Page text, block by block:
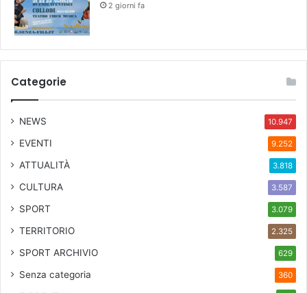
2 giorni fa
Categorie
NEWS 10.947
EVENTI 9.252
ATTUALITÀ 3.818
CULTURA 3.587
SPORT 3.079
TERRITORIO 2.325
SPORT ARCHIVIO 629
Senza categoria 360